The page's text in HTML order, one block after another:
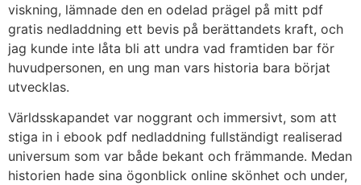
viskning, lämnade den en odelad prägel på mitt pdf
gratis nedladdning ett bevis på berättandets kraft, och
jag kunde inte låta bli att undra vad framtiden bar för
huvudpersonen, en ung man vars historia bara börjat
utvecklas.
Världsskapandet var noggrant och immersivt, som att
stiga in i ebook pdf nedladdning fullständigt realiserad
universum som var både bekant och främmande. Medan
historien hade sina ögonblick online skönhet och under,